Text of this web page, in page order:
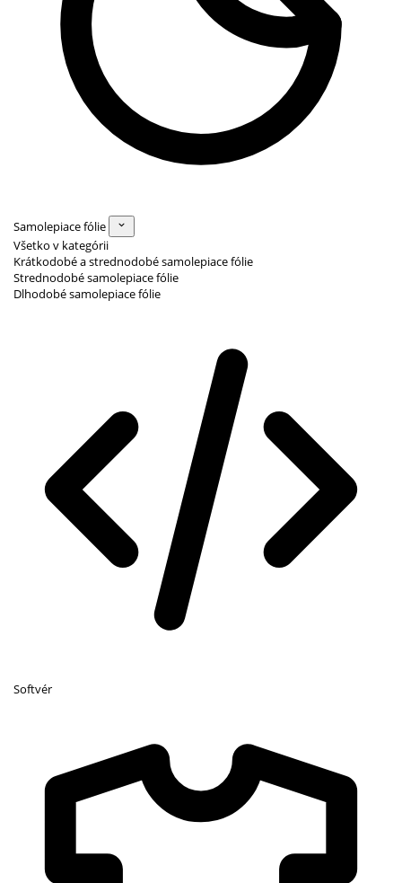
Samolepiace fólie
Všetko v kategórii
Krátkodobé a strednodobé samolepiace fólie
Strednodobé samolepiace fólie
Dlhodobé samolepiace fólie
Softvér